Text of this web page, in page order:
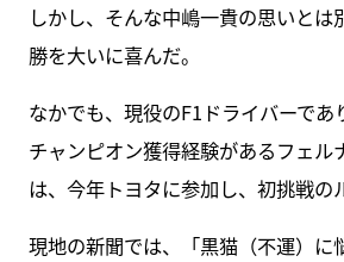
しかし、そんな中嶋一貴の思いとは
勝を大いに喜んだ。
なかでも、現役のF1ドライバーであ
チャンピオン獲得経験があるフェル
は、今年トヨタに参加し、初挑戦の
現地の新聞では、「黒猫（不運）に